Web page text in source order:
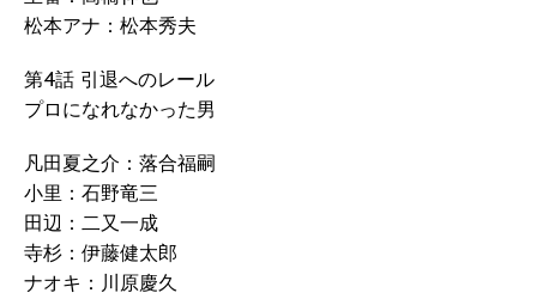
松本アナ：松本秀夫
第4話 引退へのレール
プロになれなかった男
凡田夏之介：落合福嗣
小里：石野竜三
田辺：二又一成
寺杉：伊藤健太郎
ナオキ：川原慶久